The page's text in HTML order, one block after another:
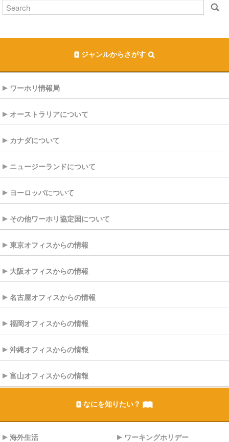
ジャンルからさがす
ワーホリ情報局
オーストラリアについて
カナダについて
ニュージーランドについて
ヨーロッパについて
その他ワーホリ協定国について
東京オフィスからの情報
大阪オフィスからの情報
名古屋オフィスからの情報
福岡オフィスからの情報
沖縄オフィスからの情報
富山オフィスからの情報
なにを知りたい？
海外生活 ワーキングホリデー